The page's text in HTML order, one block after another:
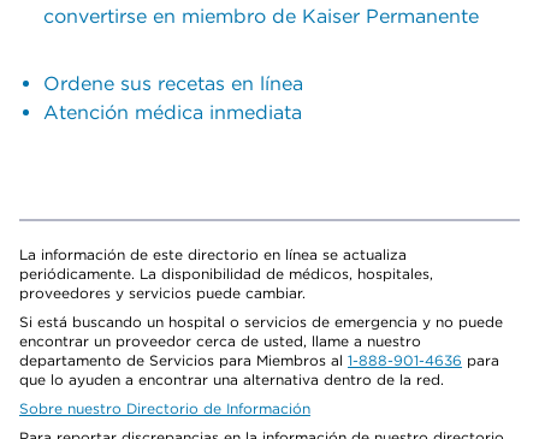
convertirse en miembro de Kaiser Permanente
Ordene sus recetas en línea
Atención médica inmediata
La información de este directorio en línea se actualiza
periódicamente. La disponibilidad de médicos, hospitales,
proveedores y servicios puede cambiar.
Si está buscando un hospital o servicios de emergencia y no puede
encontrar un proveedor cerca de usted, llame a nuestro
departamento de Servicios para Miembros al 1-888-901-4636 para
que lo ayuden a encontrar una alternativa dentro de la red.
Sobre nuestro Directorio de Información